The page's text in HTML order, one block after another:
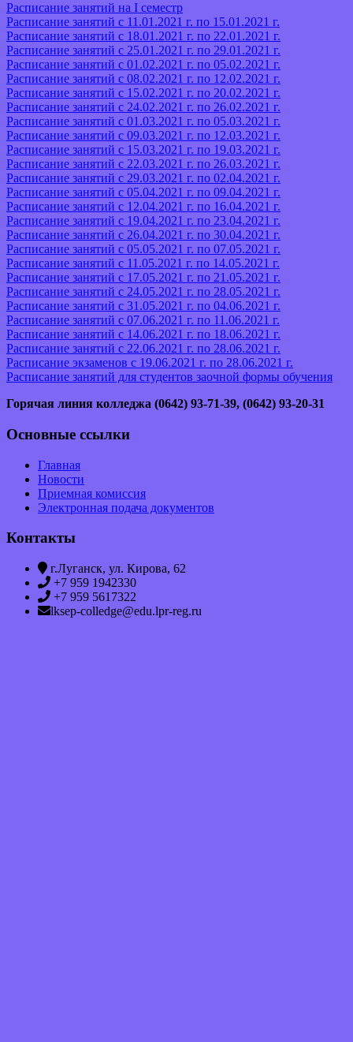
Расписание занятий на I семестр
Расписание занятий с 11.01.2021 г. по 15.01.2021 г.
Расписание занятий с 18.01.2021 г. по 22.01.2021 г.
Расписание занятий с 25.01.2021 г. по 29.01.2021 г.
Расписание занятий с 01.02.2021 г. по 05.02.2021 г.
Расписание занятий с 08.02.2021 г. по 12.02.2021 г.
Расписание занятий с 15.02.2021 г. по 20.02.2021 г.
Расписание занятий с 24.02.2021 г. по 26.02.2021 г.
Расписание занятий с 01.03.2021 г. по 05.03.2021 г.
Расписание занятий с 09.03.2021 г. по 12.03.2021 г.
Расписание занятий с 15.03.2021 г. по 19.03.2021 г.
Расписание занятий с 22.03.2021 г. по 26.03.2021 г.
Расписание занятий с 29.03.2021 г. по 02.04.2021 г.
Расписание занятий с 05.04.2021 г. по 09.04.2021 г.
Расписание занятий с 12.04.2021 г. по 16.04.2021 г.
Расписание занятий с 19.04.2021 г. по 23.04.2021 г.
Расписание занятий с 26.04.2021 г. по 30.04.2021 г.
Расписание занятий с 05.05.2021 г. по 07.05.2021 г.
Расписание занятий с 11.05.2021 г. по 14.05.2021 г.
Расписание занятий с 17.05.2021 г. по 21.05.2021 г.
Расписание занятий с 24.05.2021 г. по 28.05.2021 г.
Расписание занятий с 31.05.2021 г. по 04.06.2021 г.
Расписание занятий с 07.06.2021 г. по 11.06.2021 г.
Расписание занятий с 14.06.2021 г. по 18.06.2021 г.
Расписание занятий с 22.06.2021 г. по 28.06.2021 г.
Расписание экзаменов с 19.06.2021 г. по 28.06.2021 г.
Расписание занятий для студентов заочной формы обучения
Горячая линия колледжа (0642) 93-71-39, (0642) 93-20-31
Основные ссылки
Главная
Новости
Приемная комиссия
Электронная подача документов
Контакты
г.Луганск, ул. Кирова, 62
+7 959 1942330
+7 959 5617322
lksep-colledge@edu.lpr-reg.ru